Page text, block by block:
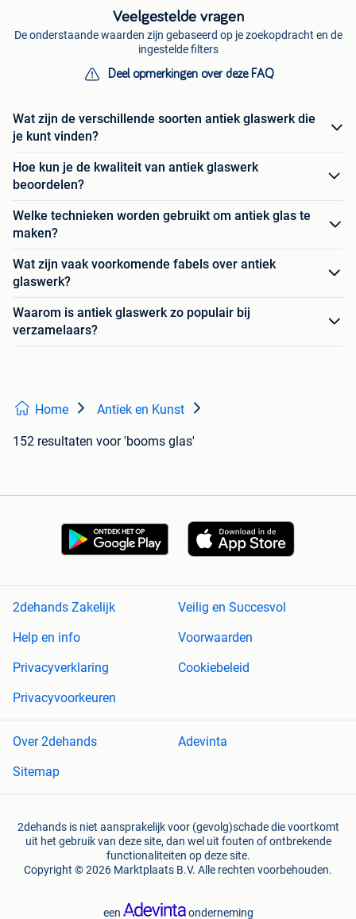
Veelgestelde vragen
De onderstaande waarden zijn gebaseerd op je zoekopdracht en de
ingestelde filters
Deel opmerkingen over deze FAQ
Wat zijn de verschillende soorten antiek glaswerk die
je kunt vinden?
Hoe kun je de kwaliteit van antiek glaswerk
beoordelen?
Welke technieken worden gebruikt om antiek glas te
maken?
Wat zijn vaak voorkomende fabels over antiek
glaswerk?
Waarom is antiek glaswerk zo populair bij
verzamelaars?
Home Antiek en Kunst
152 resultaten voor 'booms glas'
2dehands Zakelijk
Veilig en Succesvol
Help en info
Voorwaarden
Privacyverklaring
Cookiebeleid
Privacyvoorkeuren
Over 2dehands
Adevinta
Sitemap
2dehands is niet aansprakelijk voor (gevolg)schade die voortkomt
uit het gebruik van deze site, dan wel uit fouten of ontbrekende
functionaliteiten op deze site.
Copyright © 2026 Marktplaats B.V. Alle rechten voorbehouden.
een onderneming